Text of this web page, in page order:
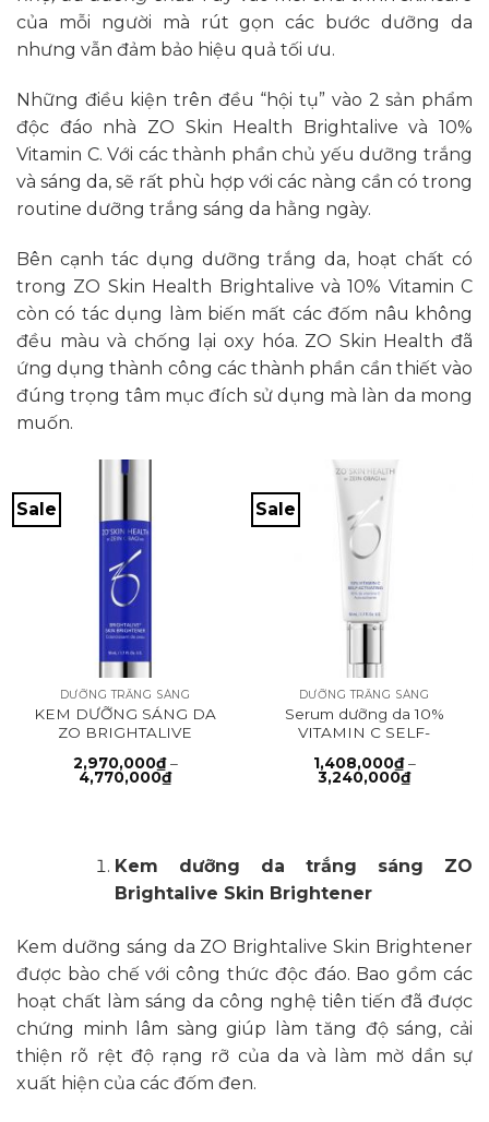
của mỗi người mà rút gọn các bước dưỡng da
nhưng vẫn đảm bảo hiệu quả tối ưu.
Những điều kiện trên đều “hội tụ” vào 2 sản phẩm
độc đáo nhà ZO Skin Health Brightalive và 10%
Vitamin C. Với các thành phần chủ yếu dưỡng trắng
và sáng da, sẽ rất phù hợp với các nàng cần có trong
routine dưỡng trắng sáng da hằng ngày.
Bên cạnh tác dụng dưỡng trắng da, hoạt chất có
trong ZO Skin Health Brightalive và 10% Vitamin C
còn có tác dụng làm biến mất các đốm nâu không
đều màu và chống lại oxy hóa. ZO Skin Health đã
ứng dụng thành công các thành phần cần thiết vào
đúng trọng tâm mục đích sử dụng mà làn da mong
muốn.
Sale
DƯỠNG TRẮNG SÁNG
KEM DƯỠNG SÁNG DA
ZO BRIGHTALIVE
2,970,000₫ –
4,770,000₫Khoảng
giá:
Sale
DƯỠNG TRẮNG SÁNG
Serum dưỡng da 10%
VITAMIN C SELF-
1,408,000₫ –
3,240,000₫Khoảng
giá:
Kem dưỡng da trắng sáng ZO
Brightalive Skin Brightener
Kem dưỡng sáng da ZO Brightalive Skin Brightener
được bào chế với công thức độc đáo. Bao gồm các
hoạt chất làm sáng da công nghệ tiên tiến đã được
chứng minh lâm sàng giúp làm tăng độ sáng, cải
thiện rõ rệt độ rạng rỡ của da và làm mờ dần sự
xuất hiện của các đốm đen.